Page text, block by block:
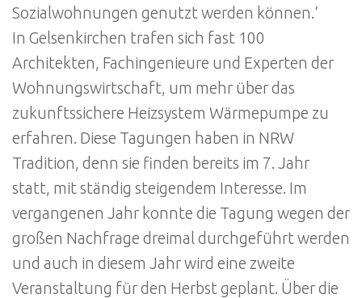
Sozialwohnungen genutzt werden können.‘
In Gelsenkirchen trafen sich fast 100
Architekten, Fachingenieure und Experten der
Wohnungswirtschaft, um mehr über das
zukunftssichere Heizsystem Wärmepumpe zu
erfahren. Diese Tagungen haben in NRW
Tradition, denn sie finden bereits im 7. Jahr
statt, mit ständig steigendem Interesse. Im
vergangenen Jahr konnte die Tagung wegen der
großen Nachfrage dreimal durchgeführt werden
und auch in diesem Jahr wird eine zweite
Veranstaltung für den Herbst geplant. Über die